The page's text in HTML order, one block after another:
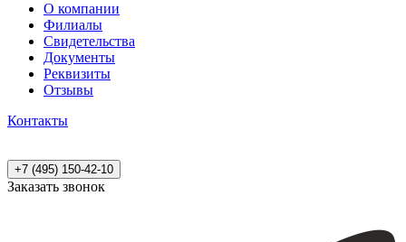
О компании
Филиалы
Свидетельства
Документы
Реквизиты
Отзывы
Контакты
+7 (495) 150-42-10
Заказать звонок